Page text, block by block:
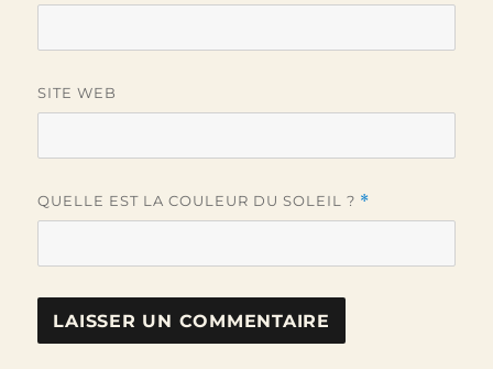
SITE WEB
QUELLE EST LA COULEUR DU SOLEIL ? *